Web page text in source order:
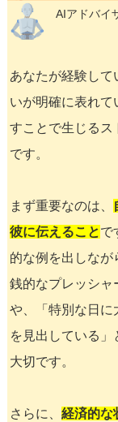
AIアドバイ
あなたが経験して
いが明確に表れて
すことで生じるス
です。
まず重要なのは、
彼に伝えることで
的な例を出しなが
銭的なプレッシャ
や、「特別な日に
を見出している
大切です。
さらに、 経済的な